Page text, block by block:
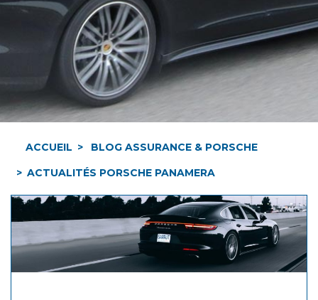
ACCUEIL
BLOG ASSURANCE & PORSCHE
ACTUALITÉS PORSCHE PANAMERA